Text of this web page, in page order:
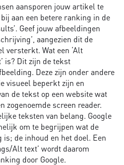
aansporen jouw artikel te
aan een betere ranking in de
Geef jouw afbeeldingen
aangezien dit de
versterkt. Wat een ‘Alt
is? Dit zijn de tekst
Deze zijn onder andere
visueel beperkt zijn en
de tekst op een website wat
zogenoemde screen reader.
teksten van belang. Google
om te begrijpen wat de
is; de inhoud en het doel. Een
Alt text’ wordt daarom
door Google.